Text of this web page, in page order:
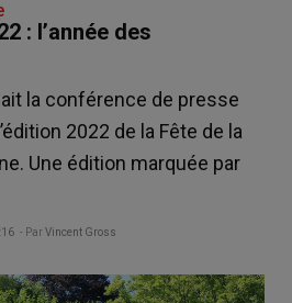
: l’année des
la conférence de presse
2022 de la Fête de la
Une édition marquée par
- ParVincent Gross